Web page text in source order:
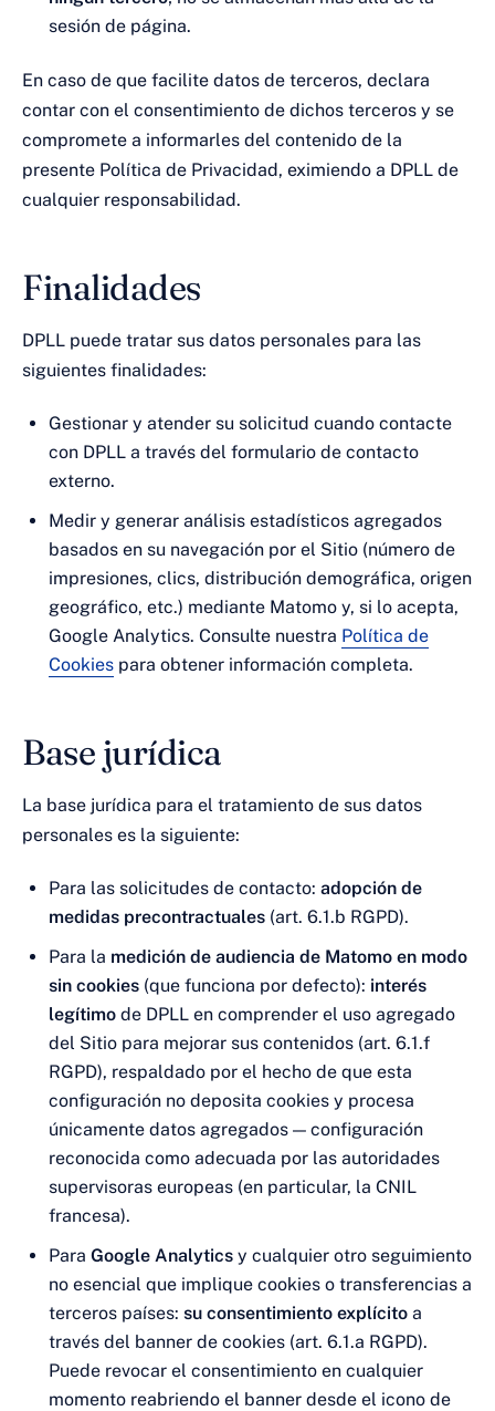
sesión de página.
En caso de que facilite datos de terceros, declara
contar con el consentimiento de dichos terceros y se
compromete a informarles del contenido de la
presente Política de Privacidad, eximiendo a DPLL de
cualquier responsabilidad.
Finalidades
DPLL puede tratar sus datos personales para las
siguientes finalidades:
Gestionar y atender su solicitud cuando contacte
con DPLL a través del formulario de contacto
externo.
Medir y generar análisis estadísticos agregados
basados en su navegación por el Sitio (número de
impresiones, clics, distribución demográfica, origen
geográfico, etc.) mediante Matomo y, si lo acepta,
Google Analytics. Consulte nuestra Política de
Cookies para obtener información completa.
Base jurídica
La base jurídica para el tratamiento de sus datos
personales es la siguiente:
Para las solicitudes de contacto: adopción de
medidas precontractuales (art. 6.1.b RGPD).
Para la medición de audiencia de Matomo en modo
sin cookies (que funciona por defecto): interés
legítimo de DPLL en comprender el uso agregado
del Sitio para mejorar sus contenidos (art. 6.1.f
RGPD), respaldado por el hecho de que esta
configuración no deposita cookies y procesa
únicamente datos agregados — configuración
reconocida como adecuada por las autoridades
supervisoras europeas (en particular, la CNIL
francesa).
Para Google Analytics y cualquier otro seguimiento
no esencial que implique cookies o transferencias a
terceros países: su consentimiento explícito a
través del banner de cookies (art. 6.1.a RGPD).
Puede revocar el consentimiento en cualquier
momento reabriendo el banner desde el icono de